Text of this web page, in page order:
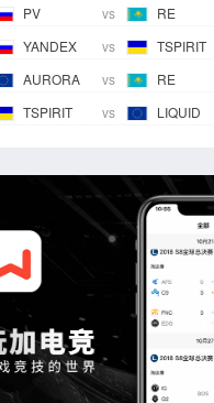
PV vs
RE
YANDEX vs
TSPIRIT
AURORA vs
RE
TSPIRIT vs LIQUID